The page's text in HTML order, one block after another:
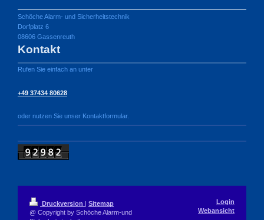
Schöche Alarm- und Sicherheitstechnik
Dorfplatz 6
08606 Gassenreuth
Kontakt
Rufen Sie einfach an unter
+49 37434 80628
oder nutzen Sie unser Kontaktformular.
Druckversion
Sitemap
@ Copyright by Schöche Alarm-und
Login
Webansicht